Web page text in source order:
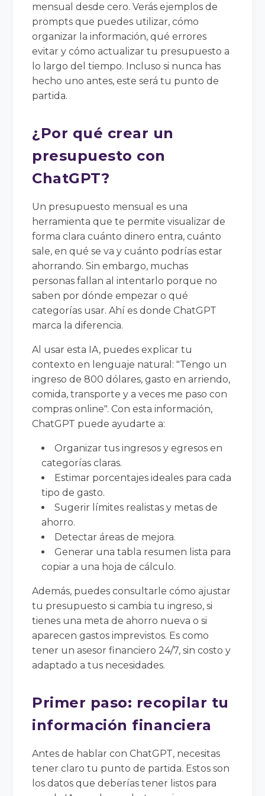
mensual desde cero. Verás ejemplos de
prompts que puedes utilizar, cómo
organizar la información, qué errores
evitar y cómo actualizar tu presupuesto a
lo largo del tiempo. Incluso si nunca has
hecho uno antes, este será tu punto de
partida.
¿Por qué crear un
presupuesto con
ChatGPT?
Un presupuesto mensual es una
herramienta que te permite visualizar de
forma clara cuánto dinero entra, cuánto
sale, en qué se va y cuánto podrías estar
ahorrando. Sin embargo, muchas
personas fallan al intentarlo porque no
saben por dónde empezar o qué
categorías usar. Ahí es donde ChatGPT
marca la diferencia.
Al usar esta IA, puedes explicar tu
contexto en lenguaje natural: "Tengo un
ingreso de 800 dólares, gasto en arriendo,
comida, transporte y a veces me paso con
compras online". Con esta información,
ChatGPT puede ayudarte a:
Organizar tus ingresos y egresos en
categorías claras.
Estimar porcentajes ideales para cada
tipo de gasto.
Sugerir límites realistas y metas de
ahorro.
Detectar áreas de mejora.
Generar una tabla resumen lista para
copiar a una hoja de cálculo.
Además, puedes consultarle cómo ajustar
tu presupuesto si cambia tu ingreso, si
tienes una meta de ahorro nueva o si
aparecen gastos imprevistos. Es como
tener un asesor financiero 24/7, sin costo y
adaptado a tus necesidades.
Primer paso: recopilar tu
información financiera
Antes de hablar con ChatGPT, necesitas
tener claro tu punto de partida. Estos son
los datos que deberías tener listos para